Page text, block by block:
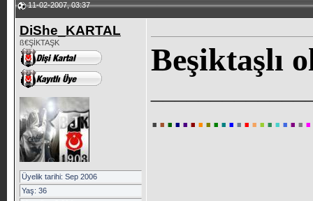
11-02-2007, 03:37
DiShe_KARTAL
ß€ŞİKTAŞK
Üyelik tarihi: Sep 2006
Yaş: 36
Beşiktaşlı
.....................